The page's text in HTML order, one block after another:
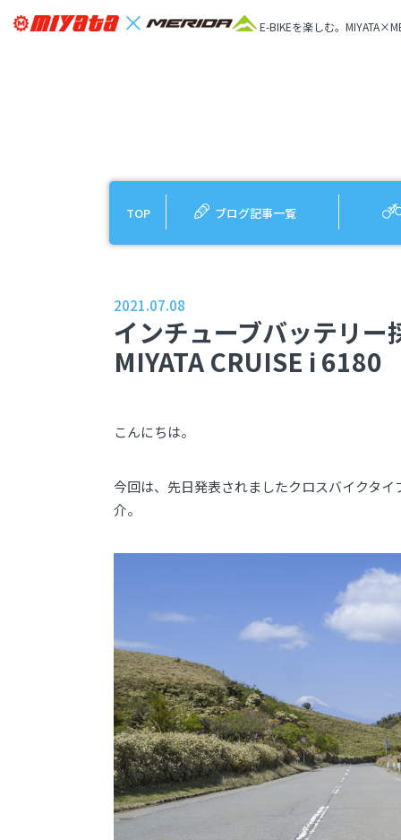
E-BIKEを楽しむ。
TOP ブログ記事一覧
2021.07.08
インチューブバッテリ
MIYATA CRUISE i 6180
こんにちは。
今回は、先日発表されましたクロスバイクタ
介。